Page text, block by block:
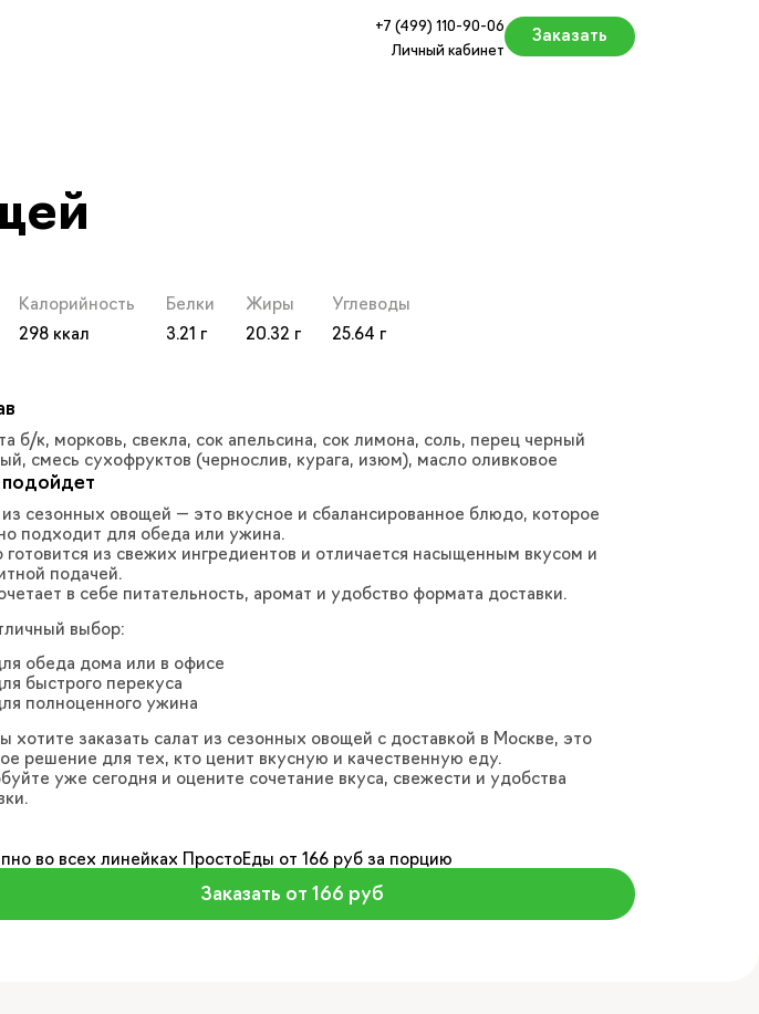
+7 (499) 110-90-06
Личный кабинет
Заказать
в Москве и МО —
Калорийность
298
Белки
3.21
Жиры
20.32
Углеводы
25.64
б/к, морковь, свекла, сок апельсина, сок лимона, соль, перец черный
смесь сухофруктов (чернослив, курага, изюм), масло оливковое
сезонных овощей — это вкусное и сбалансированное блюдо, которое
подходит для обеда или ужина.
из свежих ингредиентов и отличается насыщенным вкусом и
подачей.
в себе питательность, аромат и удобство формата доставки.
выбор:
обеда дома или в офисе
быстрого перекуса
полноценного ужина
хотите заказать салат из сезонных овощей с доставкой в Москве, это
решение для тех, кто ценит вкусную и качественную еду.
уже сегодня и оцените сочетание вкуса, свежести и удобства
во всех линейках ПростоЕды от 166 руб за порцию
Заказать от 166 руб